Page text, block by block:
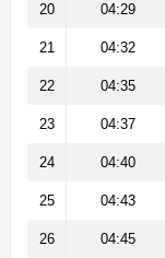
20 04:29
21 04:32
22 04:35
23 04:37
24 04:40
25 04:43
26 04:45